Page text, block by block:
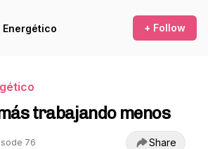
+ Follow
trabajando menos
76 Share